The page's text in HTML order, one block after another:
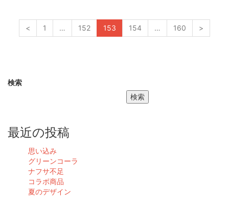
< 1 … 152 153 154 … 160 >
検索
検索
最近の投稿
思い込み
グリーンコーラ
ナフサ不足
コラボ商品
夏のデザイン